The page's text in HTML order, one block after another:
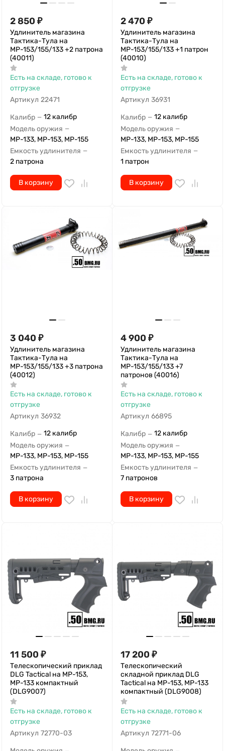
2 850 ₽
Удлинитель магазина
Тактика-Тула на
МР-153/155/133 +2 патрона
(40011)
Есть на складе, готово к
отгрузке
Артикул 22471
Калибр — 12 калибр
Модель оружия —
МР-133, МР-153, МР-155
Емкость удлинителя —
2 патрона
В корзину
2 470 ₽
Удлинитель магазина
Тактика-Тула на
МР-153/155/133 +1 патрон
(40010)
Есть на складе, готово к
отгрузке
Артикул 36931
Калибр — 12 калибр
Модель оружия —
МР-133, МР-153, МР-155
Емкость удлинителя —
1 патрон
В корзину
3 040 ₽
Удлинитель магазина
Тактика-Тула на
МР-153/155/133 +3 патрона
(40012)
Есть на складе, готово к
отгрузке
Артикул 36932
Калибр — 12 калибр
Модель оружия —
МР-133, МР-153, МР-155
Емкость удлинителя —
3 патрона
В корзину
4 900 ₽
Удлинитель магазина
Тактика-Тула на
МР-153/155/133 +7
патронов (40016)
Есть на складе, готово к
отгрузке
Артикул 66895
Калибр — 12 калибр
Модель оружия —
МР-133, МР-153, МР-155
Емкость удлинителя —
7 патронов
В корзину
11 500 ₽
Телескопический приклад
DLG Tactical на МР-153,
МР-133 компактный
(DLG9007)
Есть на складе, готово к
отгрузке
Артикул 72770-03
17 200 ₽
Телескопический
складной приклад DLG
Tactical на МР-153, МР-133
компактный (DLG9008)
Есть на складе, готово к
отгрузке
Артикул 72771-06